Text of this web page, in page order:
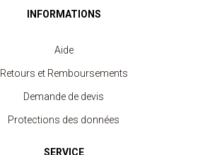
INFORMATIONS
Aide
Retours et Remboursements
Demande de devis
Protections des données
SERVICE